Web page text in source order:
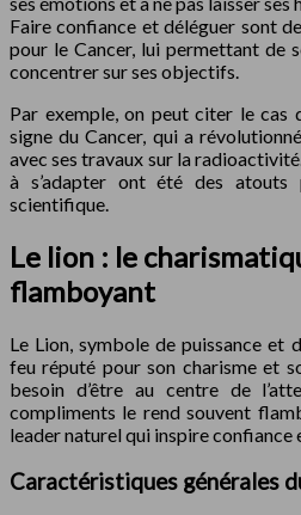
Faire confiance et déléguer sont
pour le Cancer, lui permettant de
concentrer sur ses objectifs.
Par exemple, on peut citer le cas
signe du Cancer, qui a
avec ses travaux sur la
à s’adapter ont été des atouts
scientifique.
Le lion : le
flamboyant
Le Lion, symbole de puissance et
feu réputé pour son charisme et
besoin d’être au centre de
compliments le rend souvent
leader naturel qui inspire confiance
Caractéristiques générales